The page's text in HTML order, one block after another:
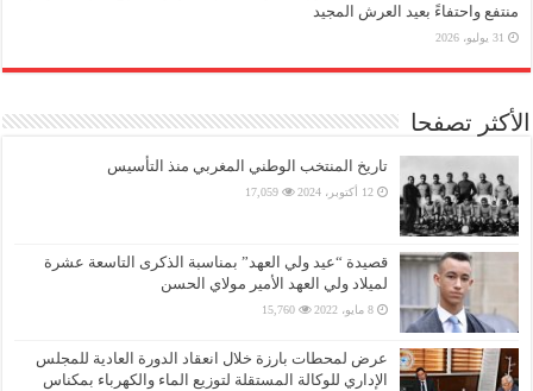
منتفع واحتفاءً بعيد العرش المجيد
31 يوليو، 2026
الأكثر تصفحا
تاريخ المنتخب الوطني المغربي منذ التأسيس
12 أكتوبر، 2024 17,059
قصيدة “عيد ولي العهد” بمناسبة الذكرى التاسعة عشرة
لميلاد ولي العهد الأمير مولاي الحسن
8 مايو، 2022 15,760
عرض لمحطات بارزة خلال انعقاد الدورة العادية للمجلس
الإداري للوكالة المستقلة لتوزيع الماء والكهرباء بمكناس